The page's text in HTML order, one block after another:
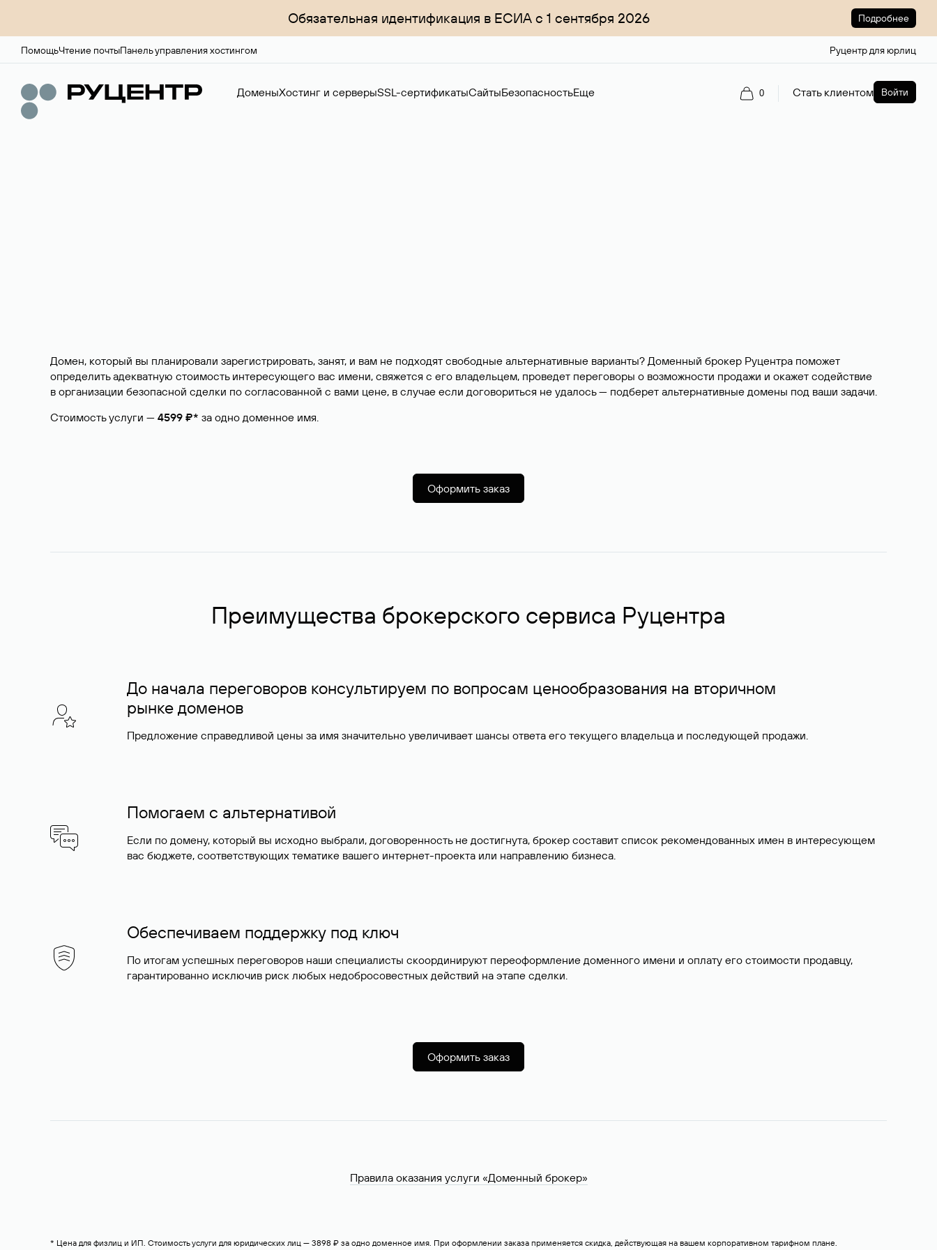
Обязательная идентификация в ЕСИА с 1 сентября 2026 Подробнее
ПомощьЧтение почтыПанель управления хостингом Руцентр для юрлиц
ДоменыХостинг и серверыSSL-сертификатыСайтыБезопасностьЕще 0 Стать клиентом Войти
Домен, который вы планировали зарегистрировать, занят, и вам не подходят свободные альтернативные варианты? Доменный брокер Руцентра поможет
определить адекватную стоимость интересующего вас имени, свяжется с его владельцем, проведет переговоры о возможности продажи и окажет содействие
в организации безопасной сделки по согласованной с вами цене, в случае если договориться не удалось — подберет альтернативные домены под ваши задачи.
Стоимость услуги — 4599 ₽* за одно доменное имя.
Оформить заказ
Преимущества брокерского сервиса Руцентра
До начала переговоров консультируем по вопросам ценообразования на вторичном
рынке доменов
Предложение справедливой цены за имя значительно увеличивает шансы ответа его текущего владельца и последующей продажи.
Помогаем с альтернативой
Если по домену, который вы исходно выбрали, договоренность не достигнута, брокер составит список рекомендованных имен в интересующем
вас бюджете, соответствующих тематике вашего интернет-проекта или направлению бизнеса.
Обеспечиваем поддержку под ключ
По итогам успешных переговоров наши специалисты скоординируют переоформление доменного имени и оплату его стоимости продавцу,
гарантированно исключив риск любых недобросовестных действий на этапе сделки.
Оформить заказ
Правила оказания услуги «Доменный брокер»
* Цена для физлиц и ИП. Стоимость услуги для юридических лиц — 3898 ₽ за одно доменное имя. При оформлении заказа применяется скидка, действующая на вашем корпоративном тарифном плане.